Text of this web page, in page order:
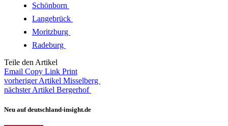
Schönborn
Langebrück
Moritzburg
Radeburg
Teile den Artikel
Email Copy Link Print
vorheriger Artikel Misselberg
nächster Artikel Bergerhof
Neu auf deutschland-insight.de